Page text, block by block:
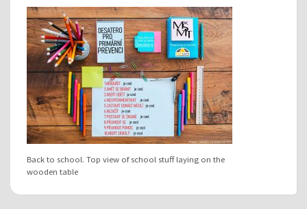
Back to school. Top view of school stuff laying on the
wooden table